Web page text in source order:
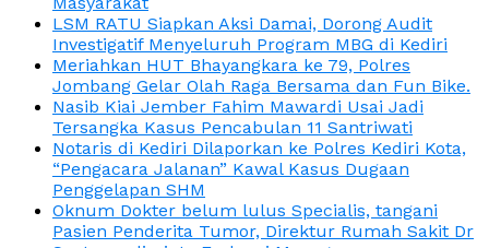
LSM RATU Siapkan Aksi Damai, Dorong Audit
Investigatif Menyeluruh Program MBG di Kediri
Meriahkan HUT Bhayangkara ke 79, Polres
Jombang Gelar Olah Raga Bersama dan Fun Bike.
Nasib Kiai Jember Fahim Mawardi Usai Jadi
Tersangka Kasus Pencabulan 11 Santriwati
Notaris di Kediri Dilaporkan ke Polres Kediri Kota,
“Pengacara Jalanan” Kawal Kasus Dugaan
Penggelapan SHM
Oknum Dokter belum lulus Specialis, tangani
Pasien Penderita Tumor, Direktur Rumah Sakit Dr